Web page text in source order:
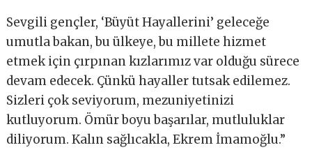
Sevgili gençler, ‘Büyüt Hayallerini’ geleceğe
umutla bakan, bu ülkeye, bu millete hizmet
etmek için çırpınan kızlarımız var olduğu sürece
devam edecek. Çünkü hayaller tutsak edilemez.
Sizleri çok seviyorum, mezuniyetinizi
kutluyorum. Ömür boyu başarılar, mutluluklar
diliyorum. Kalın sağlıcakla, Ekrem İmamoğlu.”